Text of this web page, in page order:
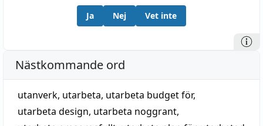
Ja Nej Vet inte
Nästkommande ord
utanverk, utarbeta, utarbeta budget för,
utarbeta design, utarbeta noggrant,